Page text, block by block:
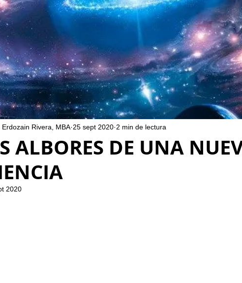
ALBORES DE UNA
Rivera, MBA 25 sept 2020 2 min de lectura
2020
5 estrellas.